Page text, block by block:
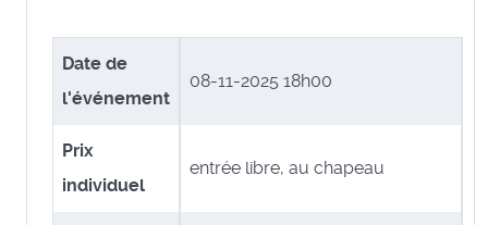
Date de
l'événement
08-11-2025 18h00
Prix
individuel
entrée libre, au chapeau